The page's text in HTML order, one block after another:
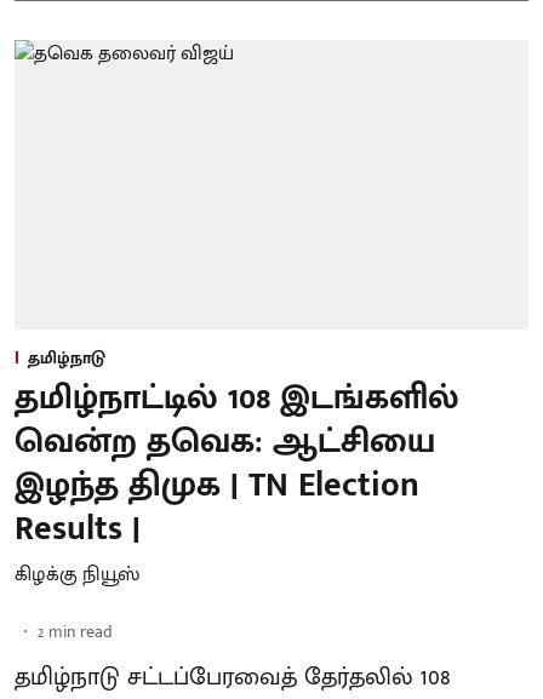
தமிழ்நாடு
தமிழ்நாட்டில் 108 இடங்களில்
வென்ற தவெக: ஆட்சியை
இழந்த திமுக | TN Election
Results |
கிழக்கு நியூஸ்
2 min read
தமிழ்நாடு சட்டப்பேரவைத் தேர்தலில் 108